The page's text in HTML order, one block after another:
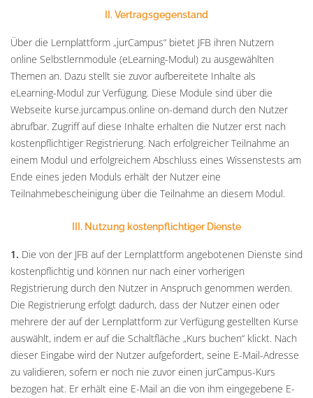
II. Vertragsgegenstand
Über die Lernplattform „jurCampus“ bietet JFB ihren Nutzern
online Selbstlernmodule (eLearning-Modul) zu ausgewählten
Themen an. Dazu stellt sie zuvor aufbereitete Inhalte als
eLearning-Modul zur Verfügung. Diese Module sind über die
Webseite kurse.jurcampus.online on-demand durch den Nutzer
abrufbar. Zugriff auf diese Inhalte erhalten die Nutzer erst nach
kostenpflichtiger Registrierung. Nach erfolgreicher Teilnahme an
einem Modul und erfolgreichem Abschluss eines Wissenstests am
Ende eines jeden Moduls erhält der Nutzer eine
Teilnahmebescheinigung über die Teilnahme an diesem Modul.
III. Nutzung kostenpflichtiger Dienste
1. Die von der JFB auf der Lernplattform angebotenen Dienste sind
kostenpflichtig und können nur nach einer vorherigen
Registrierung durch den Nutzer in Anspruch genommen werden.
Die Registrierung erfolgt dadurch, dass der Nutzer einen oder
mehrere der auf der Lernplattform zur Verfügung gestellten Kurse
auswählt, indem er auf die Schaltfläche „Kurs buchen“ klickt. Nach
dieser Eingabe wird der Nutzer aufgefordert, seine E-Mail-Adresse
zu validieren, sofern er noch nie zuvor einen jurCampus-Kurs
bezogen hat. Er erhält eine E-Mail an die von ihm eingegebene E-